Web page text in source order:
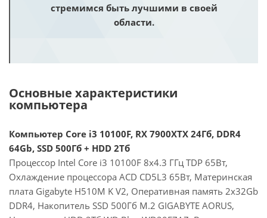
стремимся быть лучшими в своей
области.
Основные характеристики
компьютера
Компьютер Core i3 10100F, RX 7900XTX 24Гб, DDR4
64Gb, SSD 500Гб + HDD 2Тб
Процессор Intel Core i3 10100F 8x4.3 ГГц TDP 65Вт,
Охлаждение процессора ACD CD5L3 65Вт, Материнская
плата Gigabyte H510M K V2, Оперативная память 2x32Gb
DDR4, Накопитель SSD 500Гб M.2 GIGABYTE AORUS,